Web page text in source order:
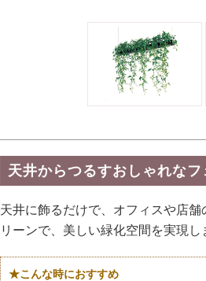
天井からつるすおしゃれなフ
天井に飾るだけで、オフィスや店
リーンで、美しい緑化空間を実現し
★こんな時におすすめ